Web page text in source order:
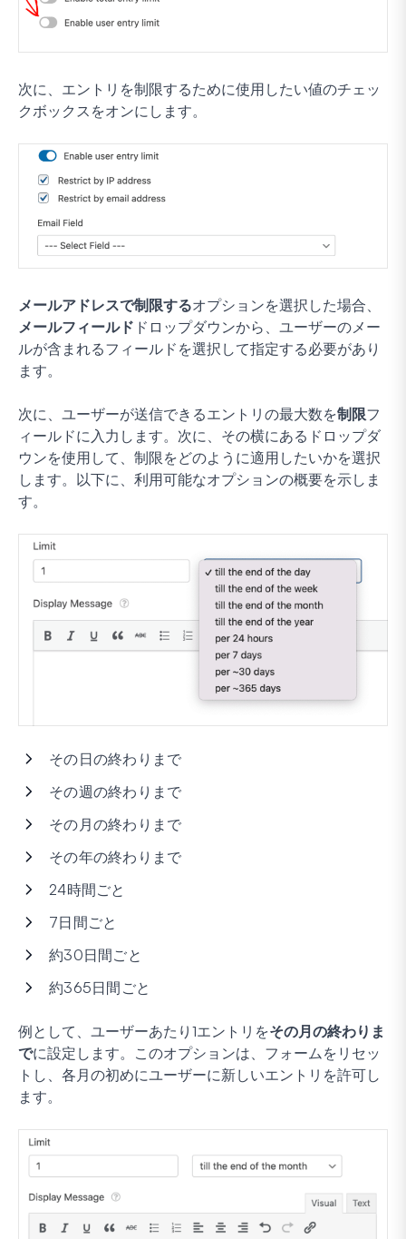
次に、エントリを制限するために使用したい値のチェッ
クボックスをオンにします。
メールアドレスで制限するオプションを選択した場合、
メールフィールド ドロップダウンから、ユーザーのメー
ルが含まれるフィールドを選択して指定する必要があり
ます。
次に、ユーザーが送信できるエントリの最大数を制限フ
ィールドに入力します。次に、その横にあるドロップダ
ウンを使用して、制限をどのように適用したいかを選択
します。以下に、利用可能なオプションの概要を示しま
す。
その日の終わりまで
その週の終わりまで
その月の終わりまで
その年の終わりまで
24時間ごと
7日間ごと
約30日間ごと
約365日間ごと
例として、ユーザーあたり 1エントリをその月の終わりま
でに設定します。このオプションは、フォームをリセッ
トし、各月の初めにユーザーに新しいエントリを許可し
ます。